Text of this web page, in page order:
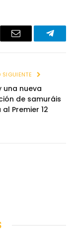
Email
una nueva
de samuráis
Premier 12